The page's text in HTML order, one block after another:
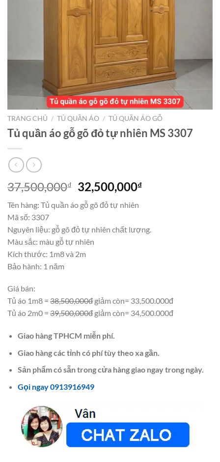
TRANG CHỦ / TỦ QUẦN ÁO / TỦ QUẦN ÁO GỖ
Tủ quần áo gỗ gõ đỏ tự nhiên MS 3307
37,500,000₫
Giá
gốc
là:
32,500,000₫Giá
32,500,000₫.
Tên hàng: Tủ quần áo gỗ gõ đỏ tự nhiên
Mã số: 3307
Nguyên liệu: gỗ gõ đỏ tự nhiên chất lượng.
Màu sắc: màu gỗ tự nhiên
Kích thước: 1m8 và 2m
Bảo hành: 1 năm
Giá bán:
Tủ áo 1m8 = 38,500,000đ giảm còn= 33,500.000đ
Tủ áo 2m0 = 39,500,000đ giảm còn= 34,500.000đ
Giao hàng TPHCM miễn phí.
Giao hàng các tỉnh có phí tùy theo xa gần.
Sản phẩm có sẵn trong cửa hàng giao ngay trong ngày.
Gọi ngay 0913916949